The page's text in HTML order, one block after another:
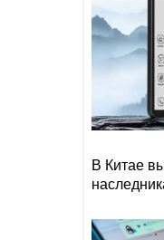
В Китае